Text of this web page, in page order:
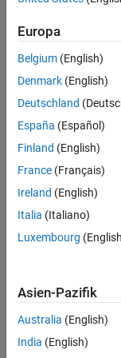
parameter.
Settings
on
Update the
Do not update
Parameter:
Default:"on"
Version
Europa
Belgium (English)
Denmark (English)
Deutschland
España (Español)
Finland (English)
France (Français)
Ireland (English)
Italia (Italiano)
Luxembourg
Asien-Pazifik
Australia (English)
India (English)